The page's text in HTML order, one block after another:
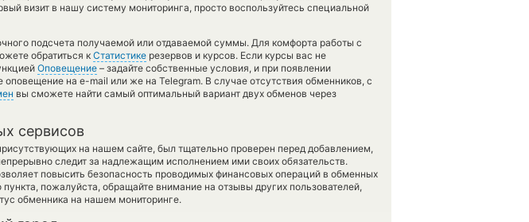
визит в нашу систему мониторинга, просто воспользуйтесь специальной
подсчета получаемой или отдаваемой суммы. Для комфорта работы с
обратиться к Статистике резервов и курсов. Если курсы вас не
Оповещение – задайте собственные условия, и при появлении
оповещение на e-mail или же на Telegram. В случае отсутствия обменников, с
вы сможете найти самый оптимальный вариант двух обменов через
сервисов
на нашем сайте, был тщательно проверен перед добавлением,
следит за надлежащим исполнением ими своих обязательств.
повысить безопасность проводимых финансовых операций в обменных
пожалуйста, обращайте внимание на отзывы других пользователей,
обменника на нашем мониторинге.